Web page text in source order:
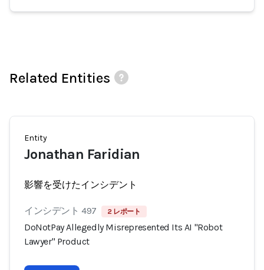
Related Entities
Entity
Jonathan Faridian
影響を受けたインシデント
インシデント 497 2 レポート
DoNotPay Allegedly Misrepresented Its AI "Robot
Lawyer" Product